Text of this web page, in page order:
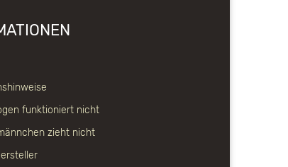
funktioniert nicht
zieht nicht